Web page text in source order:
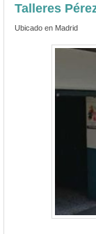
Talleres
Ubicado en Madrid